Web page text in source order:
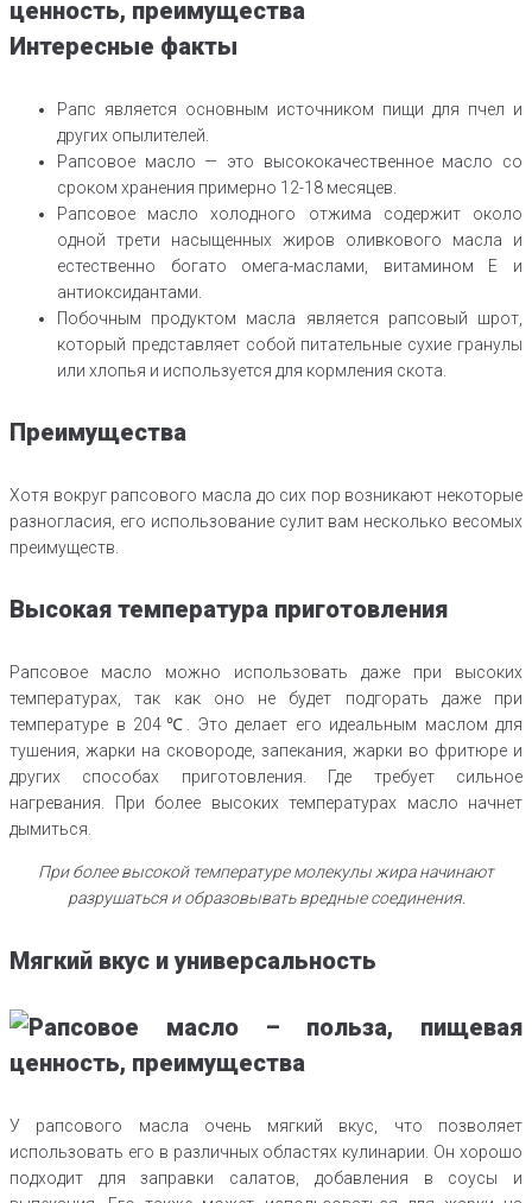
Интересные факты
Рапс является основным источником пищи для пчел и
других опылителей.
Рапсовое масло — это высококачественное масло со
сроком хранения примерно 12-18 месяцев.
Рапсовое масло холодного отжима содержит около
одной трети насыщенных жиров оливкового масла и
естественно богато омега-маслами, витамином Е и
антиоксидантами.
Побочным продуктом масла является рапсовый шрот,
который представляет собой питательные сухие гранулы
или хлопья и используется для кормления скота.
Преимущества
Хотя вокруг рапсового масла до сих пор возникают некоторые
разногласия, его использование сулит вам несколько весомых
преимуществ.
Высокая температура приготовления
Рапсовое масло можно использовать даже при высоких
температурах, так как оно не будет подгорать даже при
температуре в 204℃. Это делает его идеальным маслом для
тушения, жарки на сковороде, запекания, жарки во фритюре и
других способах приготовления. Где требует сильное
нагревания. При более высоких температурах масло начнет
дымиться.
При более высокой температуре молекулы жира начинают
разрушаться и образовывать вредные соединения.
Мягкий вкус и универсальность
У рапсового масла очень мягкий вкус, что позволяет
использовать его в различных областях кулинарии. Он хорошо
подходит для заправки салатов, добавления в соусы и